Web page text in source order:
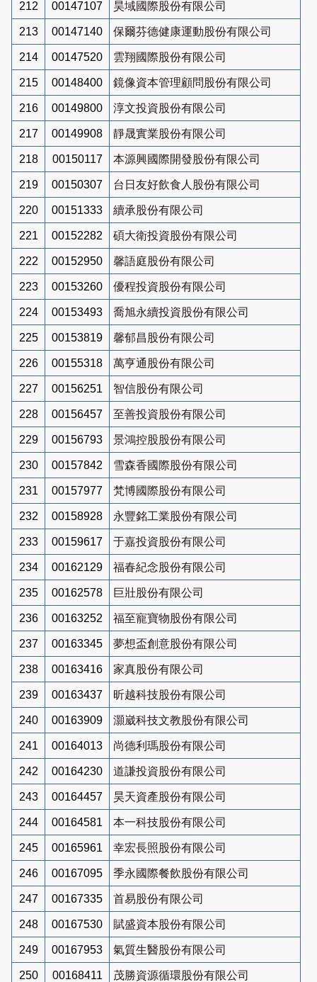
212 00147107 昊域國際股份有限公司
213 00147140 保爾芬德健康運動股份有限公司
214 00147520 雲翔國際股份有限公司
215 00148400 鏡像資本管理顧問股份有限公司
216 00149800 淳文投資股份有限公司
217 00149908 靜晟實業股份有限公司
218 00150117 本源興國際開發股份有限公司
219 00150307 台日友好飲食人股份有限公司
220 00151333 續承股份有限公司
221 00152282 碩大衛投資股份有限公司
222 00152950 馨語庭股份有限公司
223 00153260 優程投資股份有限公司
224 00153493 喬旭永續投資股份有限公司
225 00153819 馨郁昌股份有限公司
226 00155318 萬亨通股份有限公司
227 00156251 智信股份有限公司
228 00156457 至善投資股份有限公司
229 00156793 景鴻控股股份有限公司
230 00157842 雪森香國際股份有限公司
231 00157977 梵博國際股份有限公司
232 00158928 永豐銘工業股份有限公司
233 00159617 于嘉投資股份有限公司
234 00162129 福春紀念股份有限公司
235 00162578 巨壯股份有限公司
236 00163252 福至寵寶物股份有限公司
237 00163345 夢想盃創意股份有限公司
238 00163416 家真股份有限公司
239 00163437 昕越科技股份有限公司
240 00163909 灝崴科技文教股份有限公司
241 00164013 尚德利瑪股份有限公司
242 00164230 道謙投資股份有限公司
243 00164457 昊天資產股份有限公司
244 00164581 本一科技股份有限公司
245 00165961 幸宏長照股份有限公司
246 00167095 季永國際餐飲股份有限公司
247 00167335 首易股份有限公司
248 00167530 賦盛資本股份有限公司
249 00167953 氣質生醫股份有限公司
250 00168411
茂勝資源循環股份有限公司